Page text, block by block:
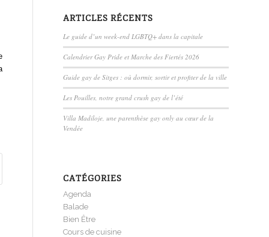
ARTICLES RÉCENTS
Le guide d’un week-end LGBTQ+ dans la capitale
Calendrier Gay Pride et Marche des Fiertés 2026
Guide gay de Sitges : où dormir, sortir et profiter de la ville
Les Pouilles, notre grand crush gay de l’été
Villa Madiloje, une parenthèse gay only au cœur de la
Vendée
CATÉGORIES
Agenda
Balade
Bien Être
Cours de cuisine